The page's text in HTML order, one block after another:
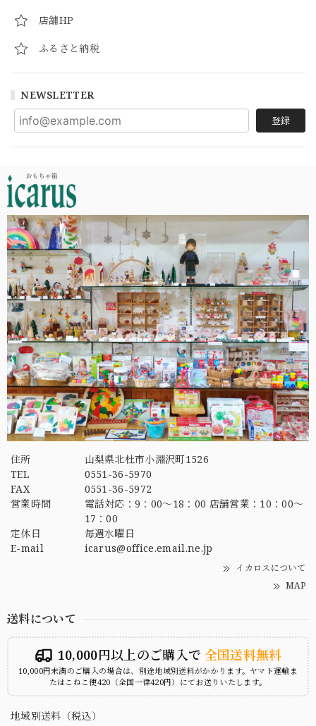
店舗HP
ふるさと納税
NEWSLETTER
登録
住所
山梨県北杜市小淵沢町1526
TEL
0551-36-5970
FAX
0551-36-5972
営業時間
電話対応：9：00～18：00 店舗営業：10：00～
17：00
定休日
毎週水曜日
E-mail
icarus@office.email.ne.jp
イカロスについて
MAP
送料について
10,000円以上のご購入で 全国送料無料
10,000円未満のご購入の場合は、別途地域別送料がかかります。ヤマト運輸ま
たはこねこ便420（全国一律420円）にてお送りいたします。
地域別送料（税込）